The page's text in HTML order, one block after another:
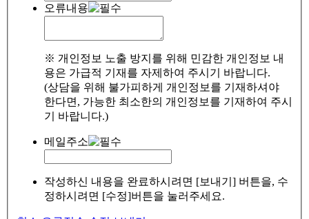
오류내용
※ 개인정보 노출 방지를 위해 민감한 개인정보 내
용은 가급적 기재를 자제하여 주시기 바랍니다.
(상담을 위해 불가피하게 개인정보를 기재하셔야
한다면, 가능한 최소한의 개인정보를 기재하여 주시
기 바랍니다.)
메일주소
작성하신 내용을 완료하시려면 [보내기] 버튼을, 수
정하시려면 [수정]버튼을 눌러주세요.